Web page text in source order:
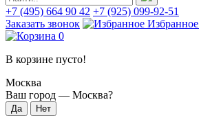
+7 (495) 664 90 42 +7 (925) 099-92-51
Заказать звонок
Избранное
0
В корзине пусто!
Москва
Ваш город — Москва?